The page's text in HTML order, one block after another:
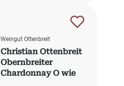
Weingut Ottenbreit
Christian Ottenbreit
Obernbreiter
Chardonnay O wie
schön ist Franken